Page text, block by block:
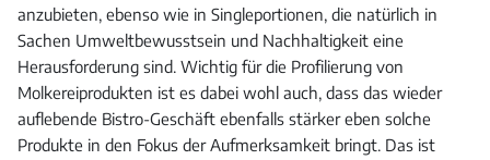
anzubieten, ebenso wie in Singleportionen, die natürlich in
Sachen Umweltbewusstsein und Nachhaltigkeit eine
Herausforderung sind. Wichtig für die Profilierung von
Molkereiprodukten ist es dabei wohl auch, dass das wieder
auflebende Bistro-Geschäft ebenfalls stärker eben solche
Produkte in den Fokus der Aufmerksamkeit bringt. Das ist